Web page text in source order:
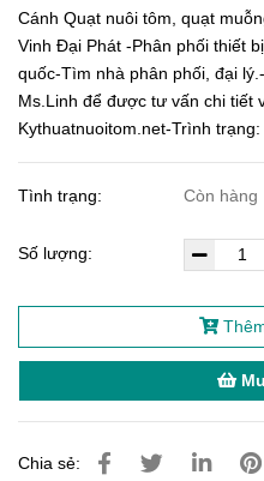
Cánh Quạt nuôi tôm, quạt
Vinh Đại Phát -Phân phối thiết
quốc-Tìm nhà phân phối, đại
Ms.Linh để được tư vấn chi tiết
Kythuatnuoitom.net-Trình
Tình trạng: Còn hàng
Số lượng:
Chia sẻ: